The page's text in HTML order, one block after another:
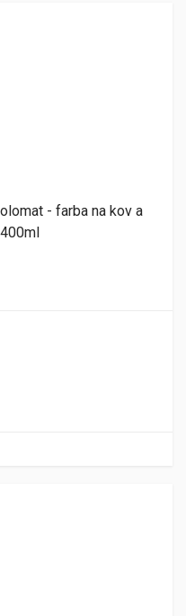
- farba na kov a